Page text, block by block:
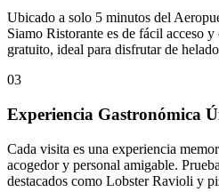
Ubicado a solo 5 minutos del
Siamo Ristorante es de fácil acceso
gratuito, ideal para disfrutar de
03
Experiencia Gastronómica
Cada visita es una experiencia
acogedor y personal amigable.
destacados como Lobster Ravioli y